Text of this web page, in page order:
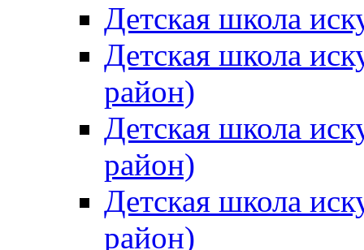
Детская школа
Детская школа
район)
Детская школа
район)
Детская школа
район)